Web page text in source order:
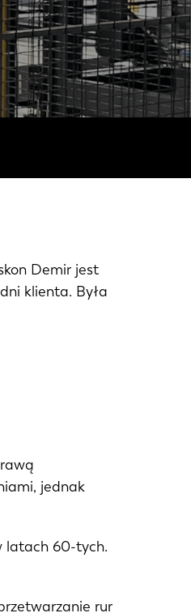
Demir jest
klienta. Była
jednak
latach 60-tych.
rur